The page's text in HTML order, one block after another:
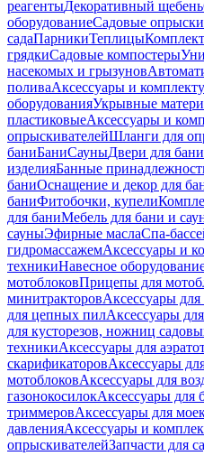
реагентыДекоративный щебень
оборудованиеСадовые
садаПарникиТеплицы
грядкиСадовые компостеры
насекомых и грызунов
поливаАксессуары и
оборудованияУкрывные
пластиковыеАксессуары и
опрыскивателейШланги для
баниБаниСауныДвери для
изделияБанные
баниОснащение и декор для
баниФитобочки, купели
для баниМебель для бани и
сауныЭфирные маслаСпа-
гидромассажемАксессуары и
техникиНавесное
мотоблоковПрицепы для
минитракторовАксессуары
для цепных пилАксессуары
для кусторезов, ножниц
техникиАксессуары для
скарификаторовАксессуары
мотоблоковАксессуары для
газонокосилокАксессуары для
триммеровАксессуары для
давленияАксессуары и
опрыскивателейЗапчасти для